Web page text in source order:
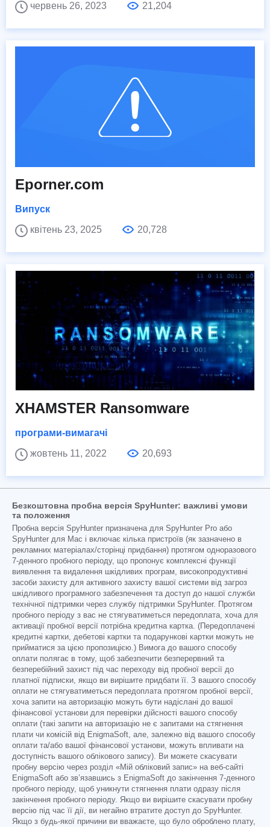
червень 26, 2023 21,204
Eporner.com
Випуск
квітень 23, 2025
20,728
XHAMSTER Ransomware
програми-вимагачі
жовтень 11, 2022
20,693
Безкоштовна пробна версія SpyHunter: важливі умови
та положення
Пробна версія SpyHunter призначена для SpyHunter Pro або
SpyHunter для Mac і включає кілька пристроїв (як зазначено в
рекламних матеріалах/сторінці придбання) протягом одноразового
7-денного пробного періоду, що пропонує комплексні функції
виявлення та видалення шкідливих програм, високопродуктивні
засоби захисту для активного захисту вашої системи від загроз
шкідливого програмного забезпечення та доступ до нашої служби
технічної підтримки через службу підтримки SpyHunter. Протягом
пробного періоду з вас не стягуватиметься передоплата, хоча для
активації пробної версії потрібна кредитна картка. (Передоплачені
кредитні картки, дебетові картки та подарункові картки можуть не
прийматися за цією пропозицією.) Вимога до вашого способу
оплати полягає в тому, щоб забезпечити безперервний та
безперебійний захист під час переходу від пробної версії до
платної підписки, якщо ви вирішите придбати її. З вашого способу
оплати не стягуватиметься передоплата протягом пробної версії,
хоча запити на авторизацію можуть бути надіслані до вашої
фінансової установи для перевірки дійсності вашого способу
оплати (такі запити на авторизацію не є запитами на стягнення
плати чи комісій від EnigmaSoft, але, залежно від вашого способу
оплати та/або вашої фінансової установи, можуть впливати на
доступність вашого облікового запису). Ви можете скасувати
пробну версію через розділ «Мій обліковий запис» на веб-сайті
EnigmaSoft або зв’язавшись з EnigmaSoft до закінчення 7-денного
пробного періоду, щоб уникнути стягнення плати одразу після
закінчення пробного періоду. Якщо ви вирішите скасувати пробну
версію під час її дії, ви негайно втратите доступ до SpyHunter.
Якщо з будь-якої причини ви вважаєте, що було оброблено плату,